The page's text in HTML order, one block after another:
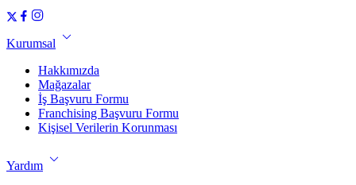
Kurumsal
Hakkımızda
Mağazalar
İş Başvuru Formu
Franchising Başvuru Formu
Kişisel Verilerin Korunması
Yardım